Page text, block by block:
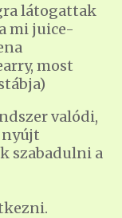
látogattak
mi juice-
most
valódi,
nyújt
szabadulni a